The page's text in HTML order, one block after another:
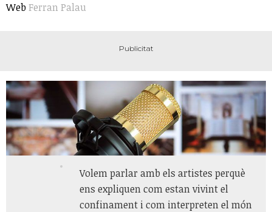
WebFerran Palau
Volem parlar amb els artistes perquè
ens expliquen com estan vivint el
confinament i com interpreten el món